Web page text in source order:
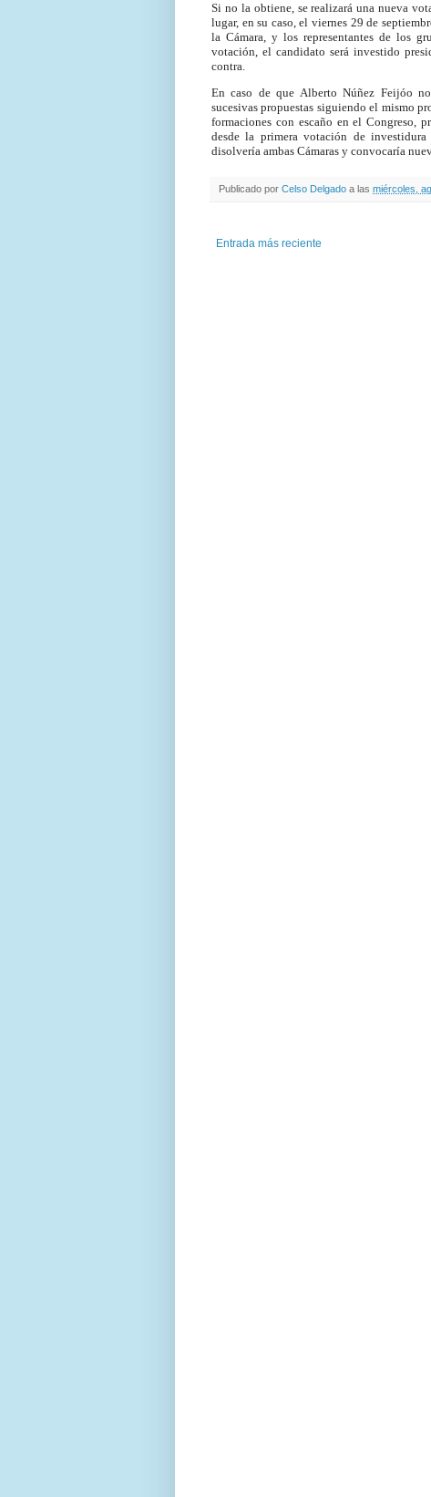
Si no la obtiene, se realizará una nueva
lugar, en su caso, el viernes 29 de
la Cámara, y los representantes de los
votación, el candidato será investido
contra.
En caso de que Alberto Núñez Feijóo
sucesivas propuestas siguiendo el mismo
formaciones con escaño en el Congreso,
desde la primera votación de
disolvería ambas Cámaras y convocaría
Publicado por Celso Delgado a las miércoles,
Entrada más reciente